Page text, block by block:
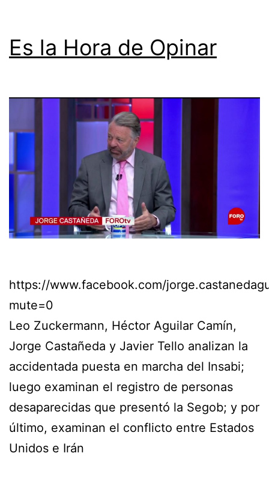
Es la Hora de Opinar
https://www.facebook.com/
mute=0
Leo Zuckermann, Héctor Aguilar Camín,
Jorge Castañeda y Javier Tello analizan la
accidentada puesta en marcha del Insabi;
luego examinan el registro de personas
desaparecidas que presentó la Segob; y por
último, examinan el conflicto entre Estados
Unidos e Irán